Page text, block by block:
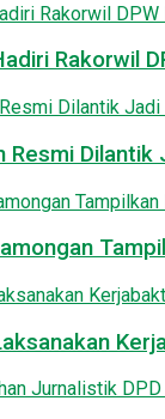
Rakorwil
Resmi